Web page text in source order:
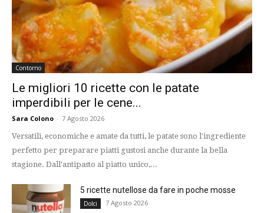
Contorno
Le migliori 10 ricette con le patate
imperdibili per le cene...
Sara Colono - 7 Agosto 2026
Versatili, economiche e amate da tutti, le patate sono l'ingrediente
perfetto per preparare piatti gustosi anche durante la bella
stagione. Dall'antipasto al piatto unico,...
5 ricette nutellose da fare in poche mosse
Dolci 7 Agosto 2026